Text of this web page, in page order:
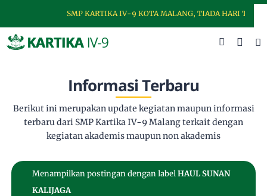
SMP KARTIKA IV-9 KOTA MALANG, TIADA HARI TANPA
Informasi Terbaru
Berikut ini merupakan update kegiatan maupun informasi
terbaru dari SMP Kartika IV-9 Malang terkait dengan
kegiatan akademis maupun non akademis
Menampilkan postingan dengan labelHAUL SUNAN
KALIJAGA